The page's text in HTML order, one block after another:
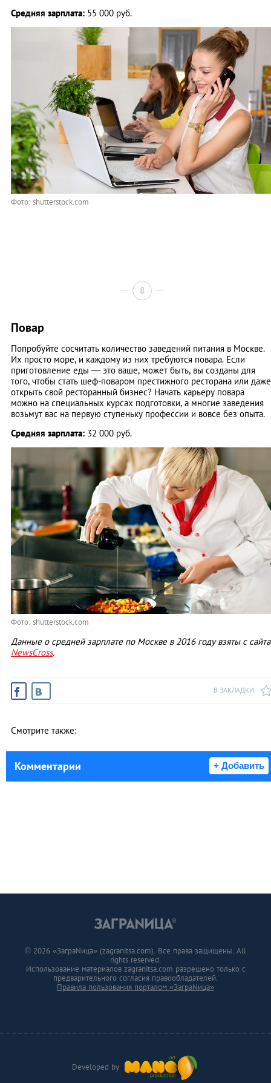
Средняя зарплата: 55 000 руб.
Фото: shutterstock.com
8
Повар
Попробуйте сосчитать количество заведений питания в Москве.
Их просто море, и каждому из них требуются повара. Если
приготовление еды — это ваше, может быть, вы созданы для
того, чтобы стать шеф-поваром престижного ресторана или даже
открыть свой ресторанный бизнес? Начать карьеру повара
можно на специальных курсах подготовки, а многие заведения
возьмут вас на первую ступеньку профессии и вовсе без опыта.
Средняя зарплата: 32 000 руб.
Фото: shutterstock.com
Данные о средней зарплате по Москве в 2016 году взяты с сайта
NewsCross.
В ЗАКЛАДКИ
Смотрите также:
Комментарии + Добавить
Developed by
© 2026 «ЗаграNица» (zagranitsa.com). Все права защищены. All
rights reserved.
Использование материалов zagranitsa.com разрешено только с
предварительного согласия правообладателей.
Правила пользования порталом «ЗаграNица»